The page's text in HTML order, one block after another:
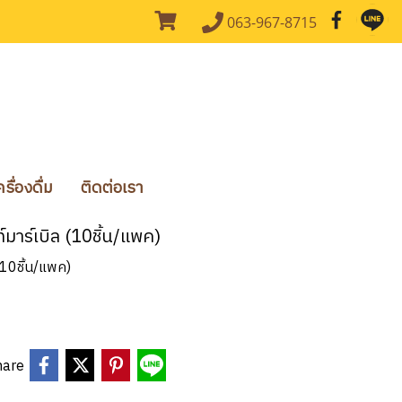
063-967-8715
รื่องดื่ม ติดต่อเรา
าร์เบิล (10ชิ้น/แพค)
ชิ้น/แพค)